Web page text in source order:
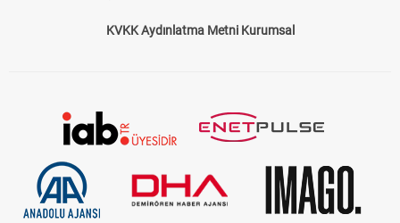
KVKK Aydınlatma Metni Kurumsal